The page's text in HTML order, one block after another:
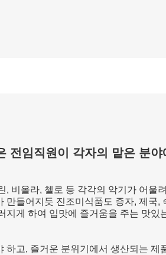
전임직원이 각자의 맡은 분
, 비올라, 첼로 등 각각의 악기가 어울
만들어지듯 진조미식품도 증자, 제국,
지게 하여 입맛에 즐거움을 주는 맛있
하고, 즐거운 분위기에서 생산되는 제